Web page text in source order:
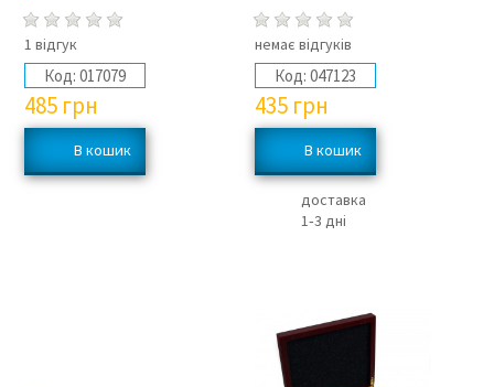
1 відгук
Код: 017079
485 грн
немає відгуків
Код: 047123
435 грн
доставка
1‑3 дні